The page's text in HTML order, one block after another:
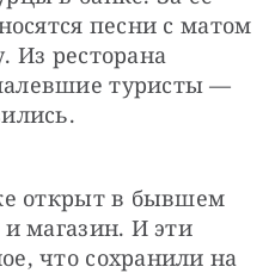
песни с матом
Из ресторана
туристы —
открыт в бывшем
магазин. И эти
что сохранили на